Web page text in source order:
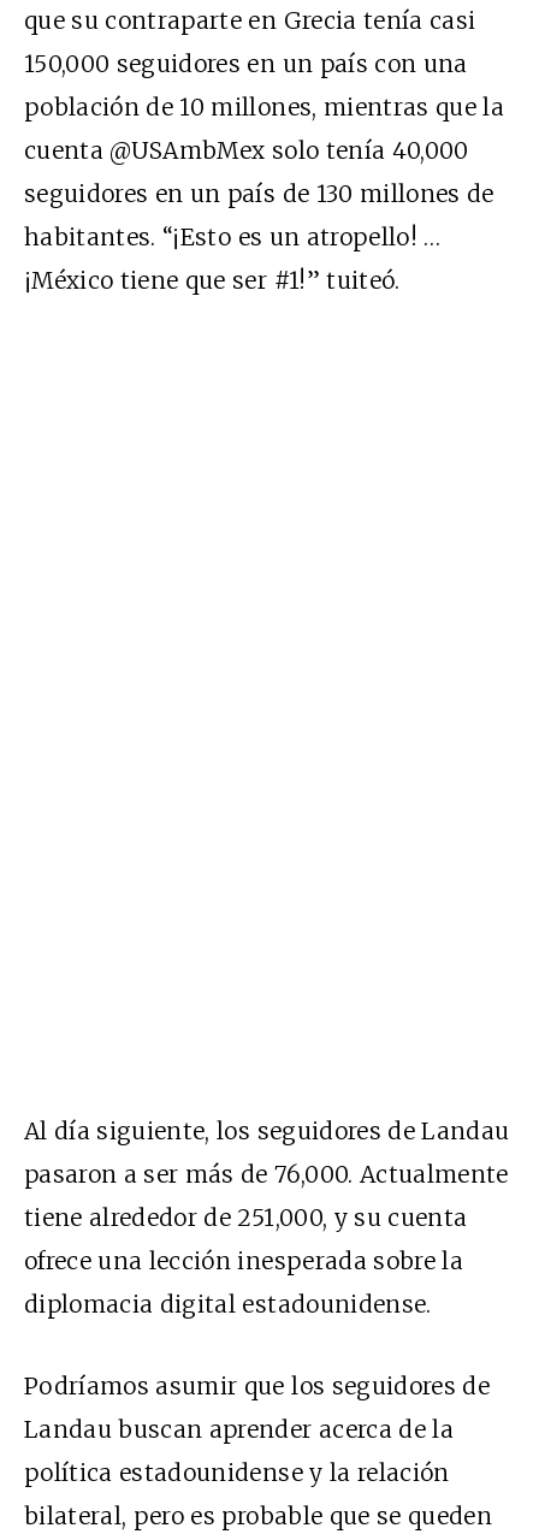
que su contraparte en Grecia tenía casi
150,000 seguidores en un país con una
población de 10 millones, mientras que la
cuenta @USAmbMex solo tenía 40,000
seguidores en un país de 130 millones de
habitantes. “¡Esto es un atropello! …
¡México tiene que ser #1!” tuiteó.
Al día siguiente,los seguidores de Landau
pasaron a ser más de 76,000. Actualmente
tiene alrededor de 251,000, y su cuenta
ofrece una lección inesperada sobre la
diplomacia digital estadounidense.
Podríamos asumir que los seguidores de
Landau buscan aprender acerca de la
política estadounidense y la relación
bilateral, pero es probable que se queden